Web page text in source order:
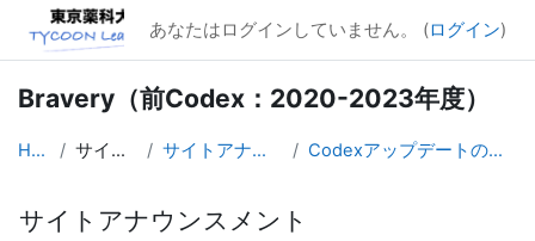
メインコンテンツへスキップする
あなたはログインしていません。 (ログイン)
Bravery（前Codex：2020-2023年度）
Home サイトページ サイトアナウンスメント Codexアップデートのお知らせ20220809
サイトアナウンスメント